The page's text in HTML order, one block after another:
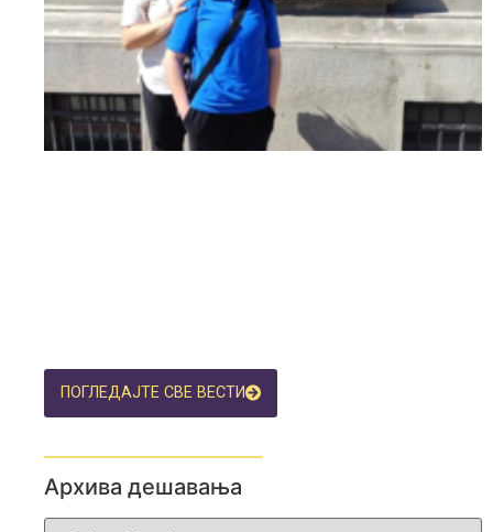
ПОГЛЕДАЈТЕ СВЕ ВЕСТИ
Архива дешавања